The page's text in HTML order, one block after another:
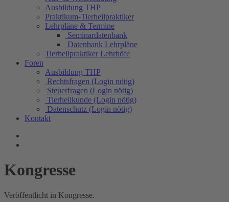
Ausbildung THP
Praktikum-Tierheilpraktiker
Lehrpläne & Termine
Seminardatenbank
Datenbank Lehrpläne
Tierheilpraktiker Lehrhöfe
Foren
Ausbildung THP
Rechtsfragen (Login nötig)
Steuerfragen (Login nötig)
Tierheilkunde (Login nötig)
Datenschutz (Login nötig)
Kontakt
Kongresse
Veröffentlicht in Kongresse.